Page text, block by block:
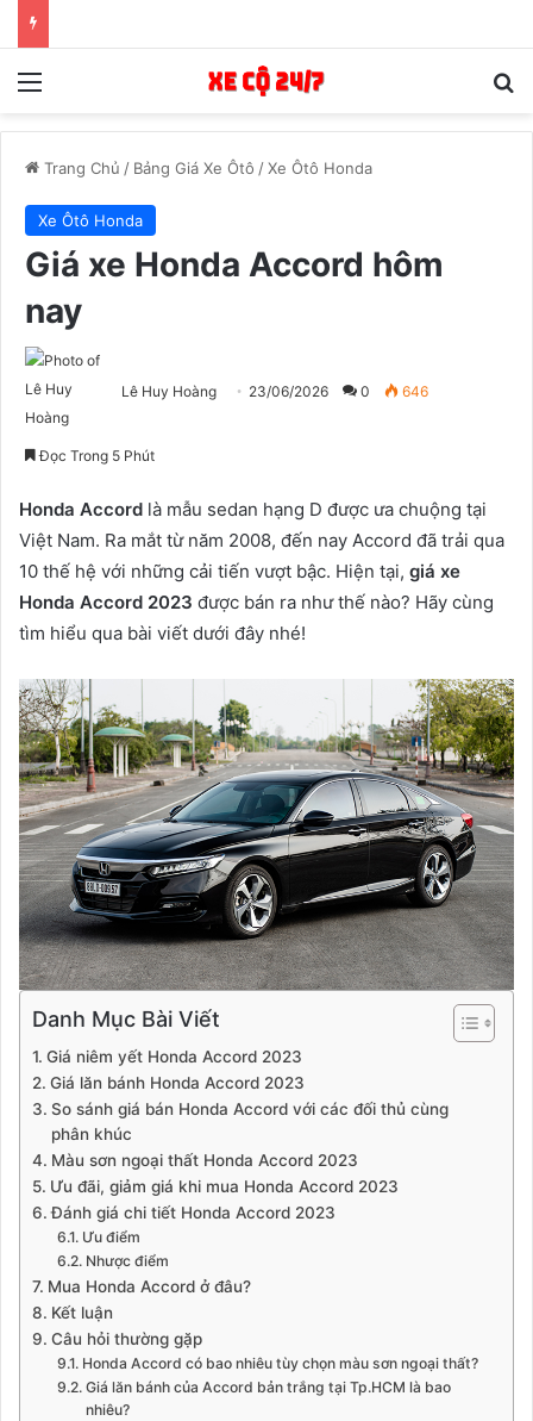
Menu
Trang Chủ / Bảng Giá Xe Ôtô /Xe Ôtô Honda
Xe Ôtô Honda
Giá xe Honda Accord hôm
nay
Lê Huy Hoàng 23/06/2026 0 646
Đọc Trong 5 Phút
Honda Accord là mẫu sedan hạng D được ưa chuộng tại
Việt Nam. Ra mắt từ năm 2008, đến nay Accord đã trải qua
10 thế hệ với những cải tiến vượt bậc. Hiện tại, giá xe
Honda Accord 2023 được bán ra như thế nào? Hãy cùng
tìm hiểu qua bài viết dưới đây nhé!
Danh Mục Bài Viết
Giá niêm yết Honda Accord 2023
Giá lăn bánh Honda Accord 2023
So sánh giá bán Honda Accord với các đối thủ cùng
phân khúc
Màu sơn ngoại thất Honda Accord 2023
Ưu đãi, giảm giá khi mua Honda Accord 2023
Đánh giá chi tiết Honda Accord 2023
Ưu điểm
Nhược điểm
Mua Honda Accord ở đâu?
Kết luận
Câu hỏi thường gặp
Honda Accord có bao nhiêu tùy chọn màu sơn ngoại thất?
Giá lăn bánh của Accord bản trắng tại Tp.HCM là bao
nhiêu?